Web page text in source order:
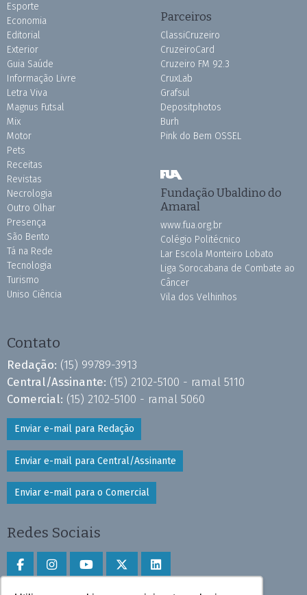
Esporte
Economia
Editorial
Exterior
Guia Saúde
Informação Livre
Letra Viva
Magnus Futsal
Mix
Motor
Pets
Receitas
Revistas
Necrologia
Outro Olhar
Presença
São Bento
Tá na Rede
Tecnologia
Turismo
Uniso Ciência
Parceiros
ClassiCruzeiro
CruzeiroCard
Cruzeiro FM 92.3
CruxLab
Grafsul
Depositphotos
Burh
Pink do Bem OSSEL
Fundação Ubaldino do
Amaral
www.fua.org.br
Colégio Politécnico
Lar Escola Monteiro Lobato
Liga Sorocabana de Combate ao
Câncer
Vila dos Velhinhos
Contato
Redação: (15) 99789-3913
Central/Assinante: (15) 2102-5100 - ramal 5110
Comercial: (15) 2102-5100 - ramal 5060
Enviar e-mail para Redação
Enviar e-mail para Central/Assinante
Enviar e-mail para o Comercial
Redes Sociais